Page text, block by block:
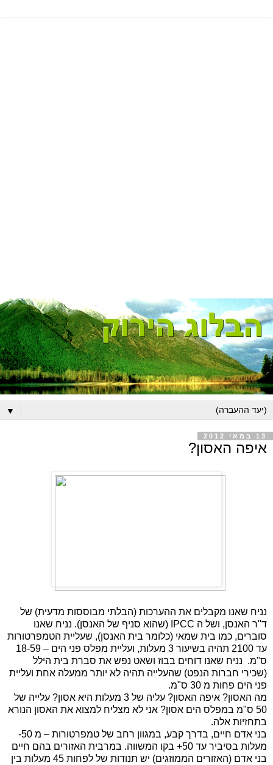
▼
13 במאי 2012
איפה האסון?
נניח שאנו מקבלים את ההערכות (הבלתי מבוססות מדעית) של
ד"ר האנסן, ושל ה IPCC (שהוא סניף של האנסן). נניח שאנו
סוברים, כמו בית שמאי (כלומר בית האנסן), שעליית הטמפרטורות
עד 2100 תהיה בשיעור 3 מעלות, ועליית מפלס פני הים – 18-59
ס"מ. נניח שאנו דוחים בבוז ושאט נפש את סברת בית הילל
(שכירי חברות הנפט) שהעלייה תהיה לא יותר ממעלה אחת ועליית
פני הים פחות מ 30 ס"מ.
מה האסון? איפה האסון? עליה של 3 מעלות היא אסון? עלייה של
50 ס"מ במפלס הים אסון? אני לא מצליח למצוא את האסון הנורא
בתחזיות אלה.
בני אדם חיים, בדרך קבע, במגוון רחב של טמפרטורות – מ 50-
מעלות בסיביר עד 50+ בקו המשווה. במרבית האזורים בהם חיים
בני אדם (האזורים הממוזגים) יש תנודות של לפחות 45 מעלות בין